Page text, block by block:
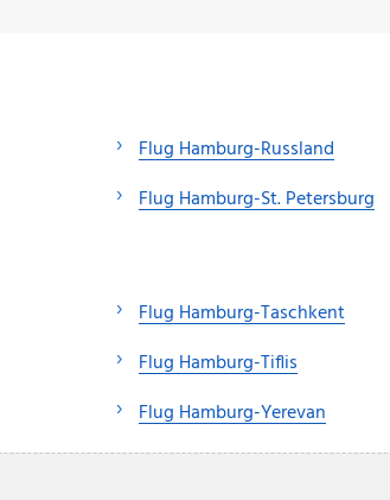
Flug Hamburg-Russland
Flug Hamburg-St. Petersburg
Flug Hamburg-Taschkent
Flug Hamburg-Tiflis
Flug Hamburg-Yerevan